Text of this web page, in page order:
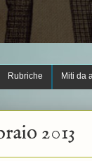
Rubriche Miti da
2013